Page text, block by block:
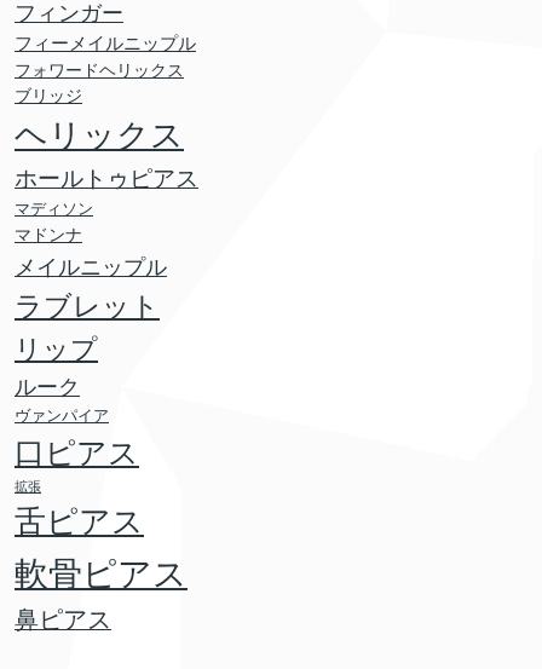
フィンガー
フィーメイルニップル
フォワードヘリックス
ブリッジ
ヘリックス
ホールトゥピアス
マディソン
マドンナ
メイルニップル
ラブレット
リップ
ルーク
ヴァンパイア
口ピアス
拡張
舌ピアス
軟骨ピアス
鼻ピアス